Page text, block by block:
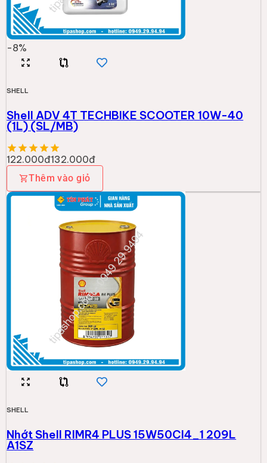
-8%
SHELL
Shell ADV 4T TECHBIKE SCOOTER 10W-40
(1L) (SL/MB)
122.000đ132.000đ
Thêm vào giỏ
SHELL
Nhớt Shell RIMR4 PLUS 15W50CI4_1 209L
A1SZ